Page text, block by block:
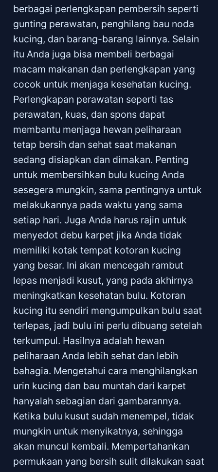
berbagai perlengkapan pembersih seperti
gunting perawatan, penghilang bau noda
kucing, dan barang-barang lainnya. Selain
itu Anda juga bisa membeli berbagai
macam makanan dan perlengkapan yang
cocok untuk menjaga kesehatan kucing.
Perlengkapan perawatan seperti tas
perawatan, kuas, dan spons dapat
membantu menjaga hewan peliharaan
tetap bersih dan sehat saat makanan
sedang disiapkan dan dimakan. Penting
untuk membersihkan bulu kucing Anda
sesegera mungkin, sama pentingnya untuk
melakukannya pada waktu yang sama
setiap hari. Juga Anda harus rajin untuk
menyedot debu karpet jika Anda tidak
memiliki kotak tempat kotoran kucing
yang besar. Ini akan mencegah rambut
lepas menjadi kusut, yang pada akhirnya
meningkatkan kesehatan bulu. Kotoran
kucing itu sendiri mengumpulkan bulu saat
terlepas, jadi bulu ini perlu dibuang setelah
terkumpul. Hasilnya adalah hewan
peliharaan Anda lebih sehat dan lebih
bahagia. Mengetahui cara menghilangkan
urin kucing dan bau muntah dari karpet
hanyalah sebagian dari gambarannya.
Ketika bulu kusut sudah menempel, tidak
mungkin untuk menyikatnya, sehingga
akan muncul kembali. Mempertahankan
permukaan yang bersih sulit dilakukan saat